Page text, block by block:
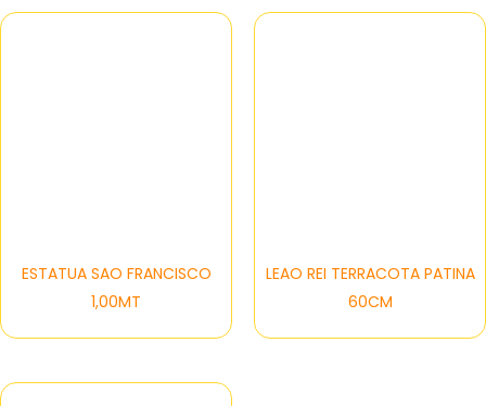
ESTATUA SAO FRANCISCO
1,00MT
LEAO REI TERRACOTA PATINA
60CM